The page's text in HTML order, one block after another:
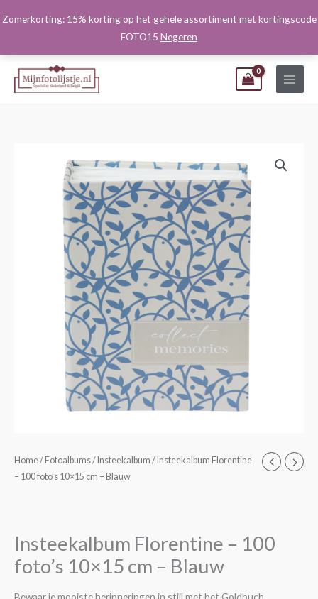
Zomerkorting: 15% korting op het gehele assortiment met kortingscode
FOTO15 Negeren
naar
Home/ Fotoalbums/ Insteekalbum / Insteekalbum Florentine
– 100 foto’s 10×15 cm – Blauw
Insteekalbum Florentine – 100
foto’s 10×15 cm – Blauw
Bewaar je mooiste herinneringen in stijl met het Goldbuch